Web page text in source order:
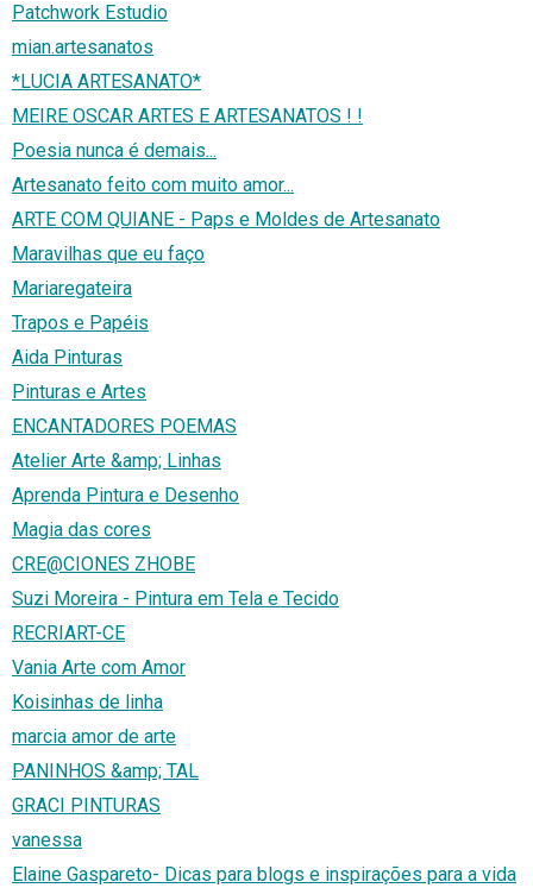
Patchwork Estudio
mian.artesanatos
*LUCIA ARTESANATO*
MEIRE OSCAR ARTES E ARTESANATOS ! !
Poesia nunca é demais...
Artesanato feito com muito amor...
ARTE COM QUIANE - Paps e Moldes de Artesanato
Maravilhas que eu faço
Mariaregateira
Trapos e Papéis
Aida Pinturas
Pinturas e Artes
ENCANTADORES POEMAS
Atelier Arte &amp; Linhas
Aprenda Pintura e Desenho
Magia das cores
CRE@CIONES ZHOBE
Suzi Moreira - Pintura em Tela e Tecido
RECRIART-CE
Vania Arte com Amor
Koisinhas de linha
marcia amor de arte
PANINHOS &amp; TAL
GRACI PINTURAS
vanessa
Elaine Gaspareto- Dicas para blogs e inspirações para a vida